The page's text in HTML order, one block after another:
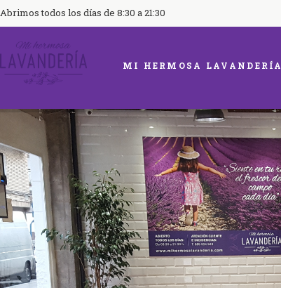
Abrimos todos los días de 8:30 a 21:30
MI HERMOSA LAVANDERÍA